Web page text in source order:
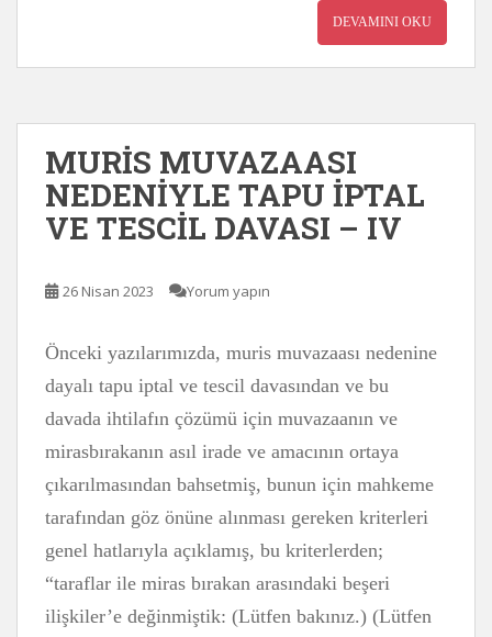
DEVAMINI OKU
MURİS MUVAZAASI
NEDENİYLE TAPU İPTAL
VE TESCİL DAVASI – IV
26 Nisan 2023 Yorum yapın
Önceki yazılarımızda, muris muvazaası nedenine
dayalı tapu iptal ve tescil davasından ve bu
davada ihtilafın çözümü için muvazaanın ve
mirasbırakanın asıl irade ve amacının ortaya
çıkarılmasından bahsetmiş, bunun için mahkeme
tarafından göz önüne alınması gereken kriterleri
genel hatlarıyla açıklamış, bu kriterlerden;
“taraflar ile miras bırakan arasındaki beşeri
ilişkiler’e değinmiştik: (Lütfen bakınız.) (Lütfen